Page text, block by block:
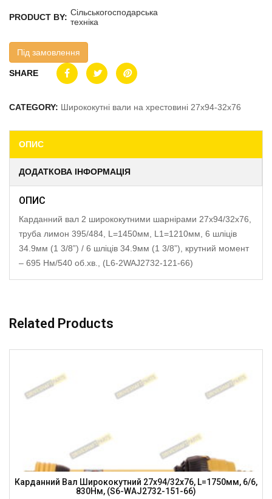
PRODUCT BY: Сільськогосподарська
техніка
Під замовлення
SHARE
CATEGORY: Ширококутні вали на хрестовині 27х94-32х76
ОПИС
ДОДАТКОВА ІНФОРМАЦІЯ
ОПИС
Карданний вал 2 ширококутними шарнірами 27х94/32х76,
труба лимон 395/484, L=1450мм, L1=1210мм, 6 шліців
34.9мм (1 3/8”) / 6 шліців 34.9мм (1 3/8”), крутний момент
– 695 Нм/540 об.хв., (L6-2WAJ2732-121-66)
Related Products
Карданний Вал Ширококутний 27х94/32х76, L=1750мм, 6/6,
830Нм, (S6-WAJ2732-151-66)